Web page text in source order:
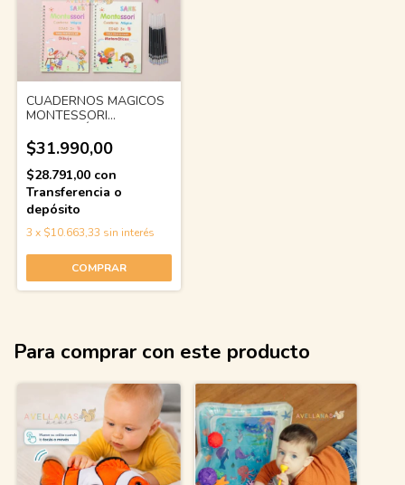
CUADERNOS MAGICOS
MONTESSORI
$31.990,00
$28.791,00 con
Transferencia o
depósito
3 x $10.663,33 sin interés
Para comprar con este producto